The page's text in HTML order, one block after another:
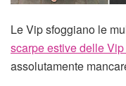
Le Vip sfoggiano le
scarpe estive delle
assolutamente